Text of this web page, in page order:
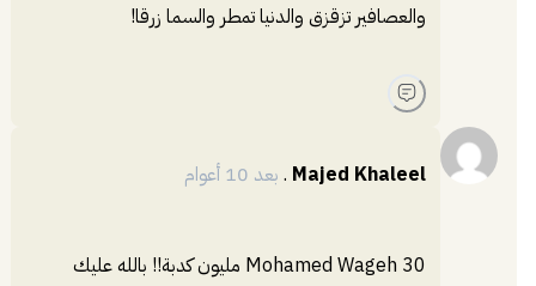
والعصافير تزقزق والدنيا تمطر والسما زرقا!
Majed Khaleel
. بعد 10 أعوام
Mohamed Wageh 30 مليون كدبة!! بالله عليك